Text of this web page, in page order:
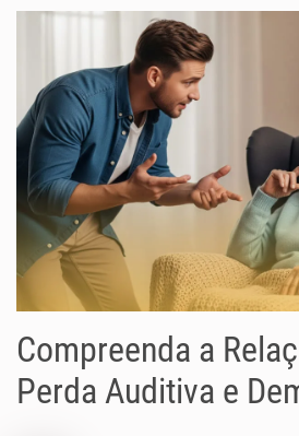
Compreenda a
Perda Auditiva e